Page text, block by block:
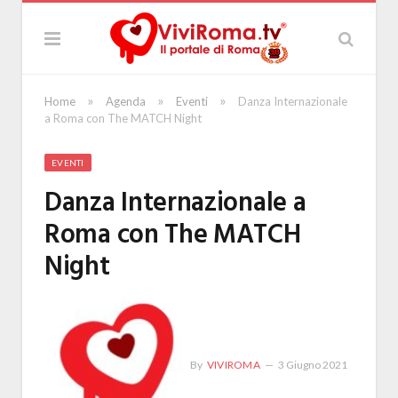
Home » Agenda » Eventi »
Danza Internazionale
a Roma con The MATCH Night
EVENTI
Danza Internazionale a
Roma con The MATCH
Night
By VIVIROMA 3 Giugno 2021